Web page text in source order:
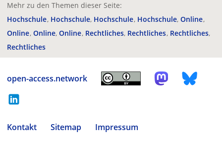
Mehr zu den Themen dieser Seite:
Hochschule Hochschule Hochschule Hochschule Online
Online Online Online Rechtliches Rechtliches Rechtliches
Rechtliches
open-access.network
Kontakt Sitemap
Impressum